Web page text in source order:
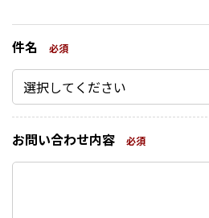
件名 必須
お問い合わせ内容 必須